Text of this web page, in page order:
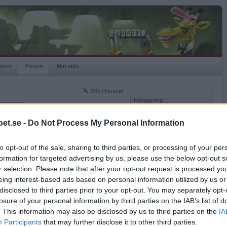
- Do Not Process My Personal Information
opt-out of the sale, sharing to third parties, or processing of your
for targeted advertising by us, please use the below opt-out
selection. Please note that after your opt-out request is processed
interest-based ads based on personal information utilized by us
to third parties prior to your opt-out. You may separately
of your personal information by third parties on the IAB’s list of
This information may also be disclosed by us to third parties on the
Participants that may further disclose it to other third parties.
Forum Min sida
Sök i forumet
Nästa sida »
2019-09-16 10:03
Inloggning
Kom ihåg mig
Glömt ditt lösenord?
Få ny aktiveringslänk
Betapet är gratis!